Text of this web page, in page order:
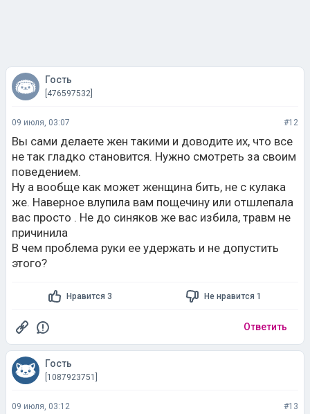
Гость
[476597532]
09 июля, 03:07 #12
Вы сами делаете жен такими и доводите их, что все
не так гладко становится. Нужно смотреть за своим
поведением.
Ну а вообще как может женщина бить, не с кулака
же. Наверное влупила вам пощечину или отшлепала
вас просто . Не до синяков же вас избила, травм не
причинила
В чем проблема руки ее удержать и не допустить
этого?
Нравится 3 Не нравится 1
Ответить
Гость
[1087923751]
09 июля, 03:12 #13